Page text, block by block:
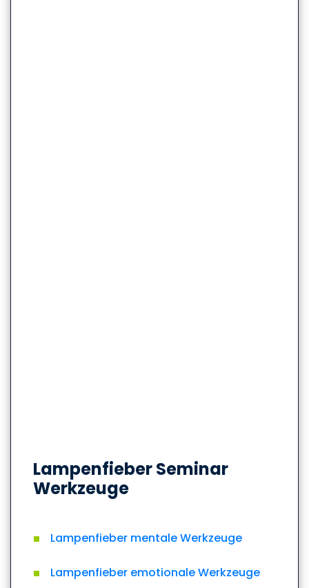
Lampenfieber Seminar
Werkzeuge
Lampenfieber mentale Werkzeuge
Lampenfieber emotionale Werkzeuge